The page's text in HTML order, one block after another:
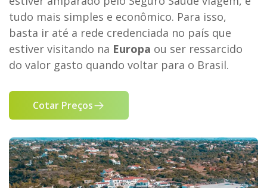
tudo mais simples e econômico. Para isso,
basta ir até a rede credenciada no país que
estiver visitando na Europa ou ser ressarcido
do valor gasto quando voltar para o Brasil.
Cotar Preços